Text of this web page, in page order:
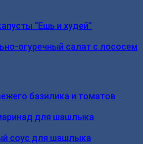
“Ешь и худей”
огуречный салат с лососем
базилика и томатов
для шашлыка
соус для шашлыка